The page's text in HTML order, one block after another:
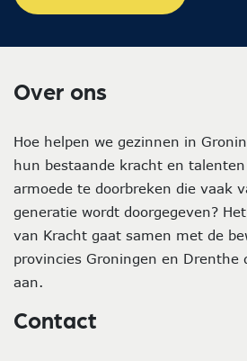
Over ons
Hoe helpen we gezinnen in
hun bestaande kracht en
armoede te doorbreken die vaak
generatie wordt doorgegeven?
van Kracht gaat samen met de
provincies Groningen en Drenthe
aan.
Contact